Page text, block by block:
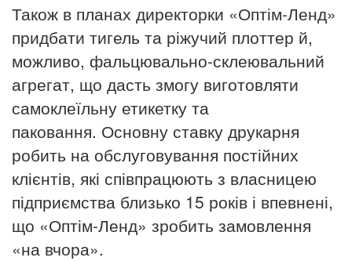
Також в планах директорки «Оптім-Ленд»
придбати тигель та ріжучий плоттер й,
можливо, фальцювально-склеювальний
агрегат, що дасть змогу виготовляти
самоклеїльну етикетку та
паковання. Основну ставку друкарня
робить на обслуговування постійних
клієнтів, які співпрацюють з власницею
підприємства близько 15 років і впевнені,
що «Оптім-Ленд» зробить замовлення
«на вчора».